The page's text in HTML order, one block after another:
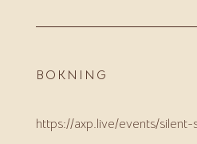
BOKNING
https://axp.live/events/